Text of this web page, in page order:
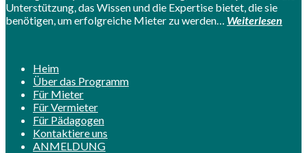
Unterstützung, das Wissen und die Expertise bietet, die sie
benötigen, um erfolgreiche Mieter zu werden… Weiterlesen
Heim
Über das Programm
Für Mieter
Für Vermieter
Für Pädagogen
Kontaktiere uns
ANMELDUNG